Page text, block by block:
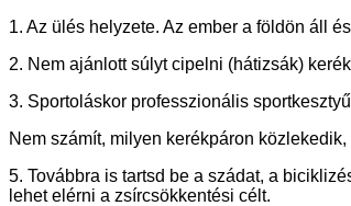
1. Az ülés helyzete. Az ember a földön áll
2. Nem ajánlott súlyt cipelni (hátizsák)
3. Sportoláskor professzionális
Nem számít, milyen kerékpáron
5. Továbbra is tartsd be a szádat, a
lehet elérni a zsírcsökkentési célt.